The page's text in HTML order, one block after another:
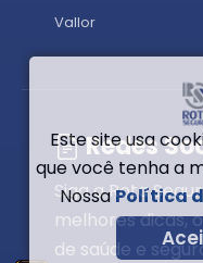
Vallor
Redes
Siga a Rota
melhores dicas,
de saúde e
Este site usa
que você tenha a
NossaPolítica